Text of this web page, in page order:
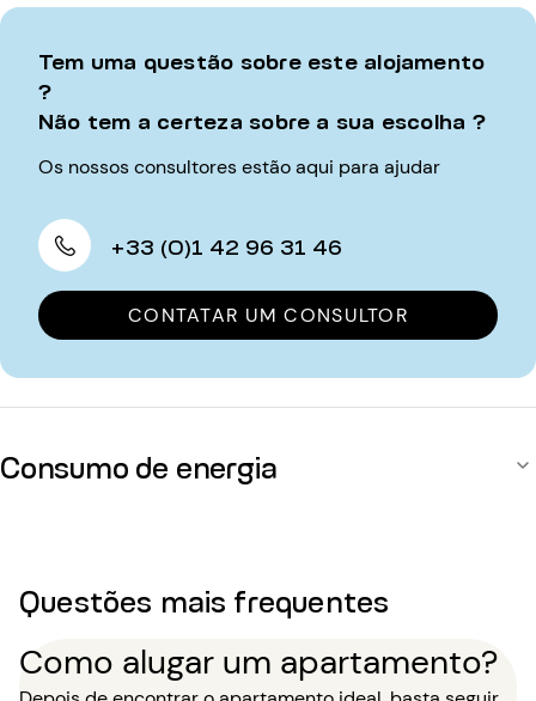
Tem uma questão sobre este alojamento
?
Não tem a certeza sobre a sua escolha ?
Os nossos consultores estão aqui para ajudar
+33 (0)1 42 96 31 46
CONTATAR UM CONSULTOR
Consumo de energia
Questões mais frequentes
Como alugar um apartamento?